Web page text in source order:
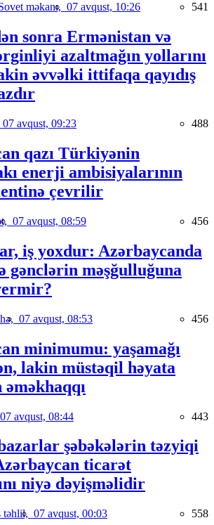
məkanı, 07 avqust, 10:26 541
sonra Ermənistan və
azaltmağın yollarını
əvvəlki ittifaqa qayıdış
07 avqust, 09:23 488
qazı Türkiyənin
enerji ambisiyalarının
çevrilir
07 avqust, 08:59 456
iş yoxdur: Azərbaycanda
gənclərin məşğulluğuna
07 avqust, 08:53 456
minimumu: yaşamağı
lakin müstəqil həyata
07 avqust, 08:44 443
şəbəkələrin təzyiqi
ticarət
niyə dəyişməlidir
təhlil, 07 avqust, 00:03 558